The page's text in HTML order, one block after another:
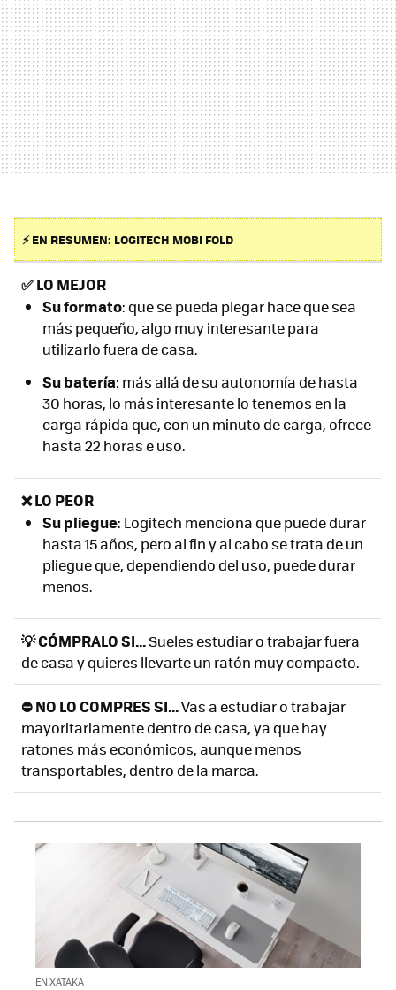
⚡ EN RESUMEN: LOGITECH MOBI FOLD
✅LO MEJOR
Su formato: que se pueda plegar hace que sea
más pequeño, algo muy interesante para
utilizarlo fuera de casa.
Su batería: más allá de su autonomía de hasta
30 horas, lo más interesante lo tenemos en la
carga rápida que, con un minuto de carga, ofrece
hasta 22 horas e uso.
❌ LO PEOR
Su pliegue: Logitech menciona que puede durar
hasta 15 años, pero al fin y al cabo se trata de un
pliegue que, dependiendo del uso, puede durar
menos.
💡 CÓMPRALO SI...Sueles estudiar o trabajar fuera
de casa y quieres llevarte un ratón muy compacto.
⛔ NO LO COMPRES SI...Vas a estudiar o trabajar
mayoritariamente dentro de casa, ya que hay
ratones más económicos, aunque menos
transportables, dentro de la marca.
EN XATAKA